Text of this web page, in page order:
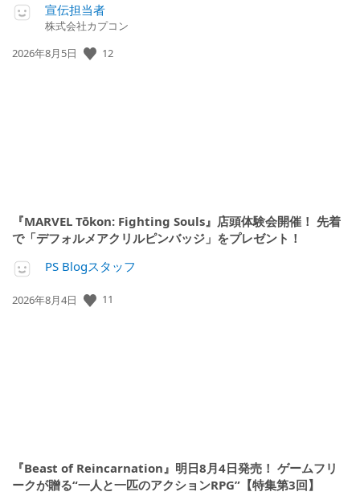
宣伝担当者
株式会社カプコン
公
2026年8月5日 12
『MARVEL Tōkon: Fighting Souls』店頭体験会開催！ 先着
で「デフォルメアクリルピンバッジ」をプレゼント！
PS Blogスタッフ
公
2026年8月4日 11
『Beast of Reincarnation』明日8月4日発売！ ゲームフリ
ークが贈る“一人と一匹のアクションRPG”【特集第3回】